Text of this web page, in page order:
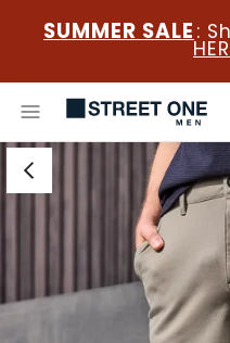
SUMMER SALE :